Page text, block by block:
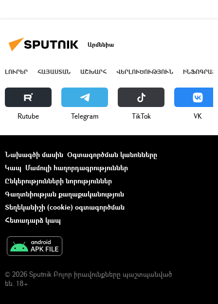
Արմենիա
ԼՈՒՐԵՐ ՀԱՅԱՍՏԱՆ ԱՇԽԱՐՀ ՎԵՐԼՈՒԾՈՒԹՅՈՒՆ
Rutube Telegram ТikТоk VK
Նախագծի մասին Օգտագործման կանոնները
Կապ Մամուլի հաղորդագրություններ
Ընկերությունների նորություններ
Գաղտնիության քաղաքականություն
Տեղեկանիշի (cookie) օգտագործման
Հետադարձ կապ
© 2026 Sputnik Բոլոր իրավունքները պաշտպանված
են. 18+